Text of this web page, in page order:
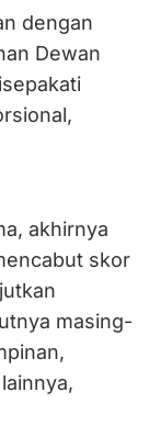
dengan
Dewan
akhirnya
skor
masing-